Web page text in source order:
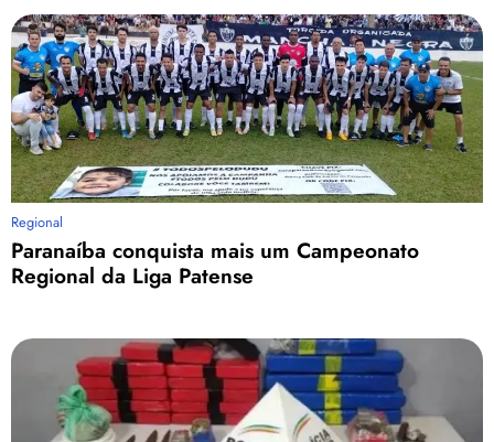
Regional
Paranaíba conquista mais um Campeonato
Regional da Liga Patense